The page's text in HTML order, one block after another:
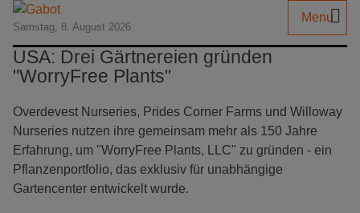
Samstag, 8. August 2026
Menu
USA: Drei Gärtnereien gründen
"WorryFree Plants"
Overdevest Nurseries, Prides Corner Farms und Willoway
Nurseries nutzen ihre gemeinsam mehr als 150 Jahre
Erfahrung, um "WorryFree Plants, LLC" zu gründen - ein
Pflanzenportfolio, das exklusiv für unabhängige
Gartencenter entwickelt wurde.